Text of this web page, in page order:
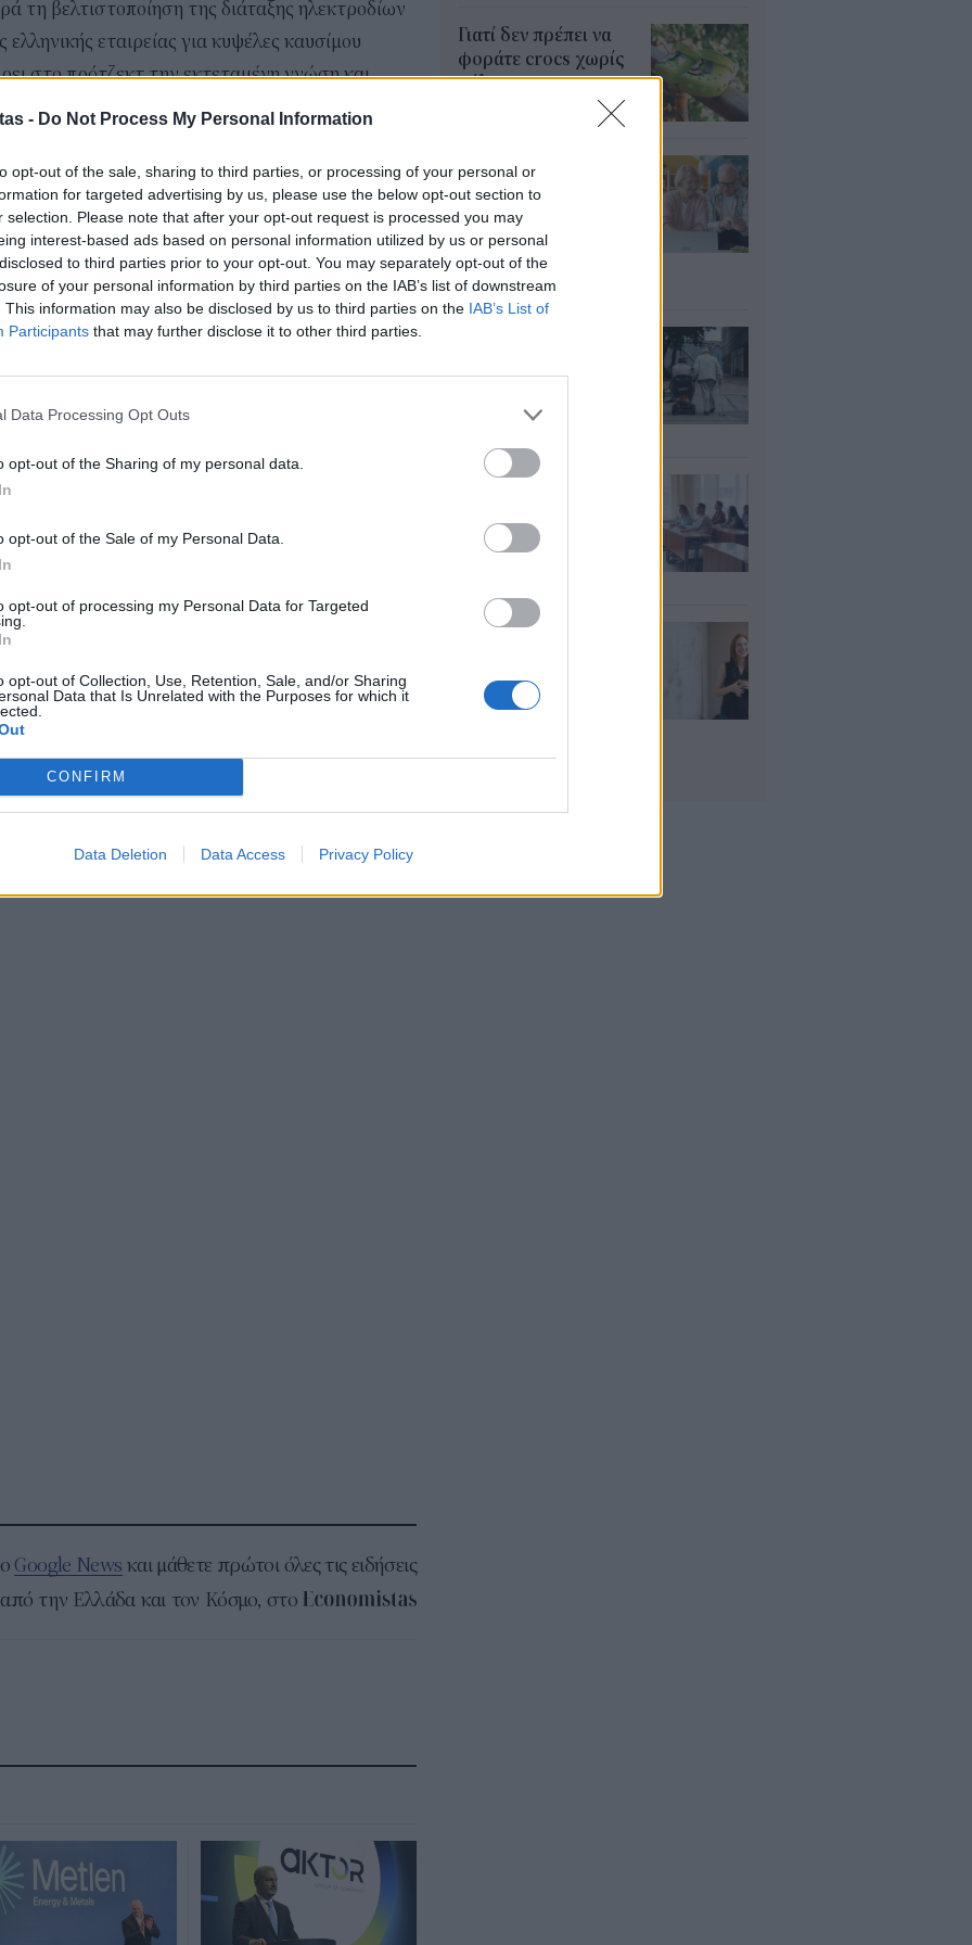
- Do Not Process My Personal Information
opt-out of the sale, sharing to third parties, or processing of your personal or
for targeted advertising by us, please use the below opt-out section to
selection. Please note that after your opt-out request is processed you may
interest-based ads based on personal information utilized by us or personal
to third parties prior to your opt-out. You may separately opt-out of the
of your personal information by third parties on the IAB’s list of downstream
This information may also be disclosed by us to third parties on the IAB’s List of
Participants that may further disclose it to other third parties.
Data Processing Opt Outs
opt-out of the Sharing of my personal data.
opt-out of the Sale of my Personal Data.
opt-out of processing my Personal Data for Targeted
opt-out of Collection, Use, Retention, Sale, and/or Sharing
Data that Is Unrelated with the Purposes for which it
CONFIRM
Data Deletion Data Access Privacy Policy
τη βελτιστοποίηση της διάταξης ηλεκτροδίων
εταιρείας για κυψέλες καυσίμου
στο πρότζεκτ την εκτεταμένη γνώση και
βιομηχανία, η δε Advent θα
υλικά, hardware και ερευνητικά κέντρα τρίτων
της προαναφερθείσας διάταξης
αυτή σε σχέση με τις απαιτήσεις της
τεχνολογικά όρια. Ο πρωταρχικός
την Airbus στην επίτευξη του στόχου της να
της εξ' ολοκλήρου με κυψέλες καυσίμου.
Οι MEA παίζουν καθοριστικό ρόλο στον
καυσίμου, επηρεάζοντας κρίσιμους
η απόδοση, το βάρος και το κόστος. Η
η εταιρεία, έχει δείξει ακόμα πιο
σε υψηλότερες πυκνότητες ρεύματος
υποσχόμενη σημαντική μείωση του βάρους
κίνησης μέσω της εξορθολογισμένης
και ψύξης.
να αρχίσει να υλοποιείται και ο
-σε συνεργασία με τη γερμανική BASF- για τη
Κοζάνης, όπου θα παράγονται νέου τύπου
ιδρύθηκε το 2006, και πλέον αποτελεί
Holdings, Inc, με έδρα στη Βοστώνη
Google News και μάθετε πρώτοι όλες τις ειδήσεις
την Ελλάδα και τον Κόσμο, στο
Γιατί δεν πρέπει να
φοράτε crocs χωρίς
κάλτσα
Συντάξεις: Ποιοι
μπορεί να λάβουν
αναδρομικά έως
20.000 ευρώ – Τι
πρέπει να ελέγξουν
04 Αυγ 2026
ευρώ στη σύνταξη
αιτήσεις για 5.017
μόνιμους διορισμούς
Διορισμοί
Πότε βγαίνουν τα
ονόματα και τι
οι υποψήφιοι